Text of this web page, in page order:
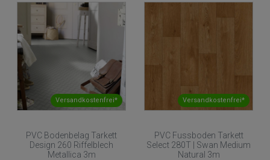
Versandkostenfrei*
PVC Bodenbelag Tarkett
Design 260 Riffelblech
Metallica 3m
Versandkostenfrei*
PVC Fussboden Tarkett
Select 280T | Swan Medium
Natural 3m